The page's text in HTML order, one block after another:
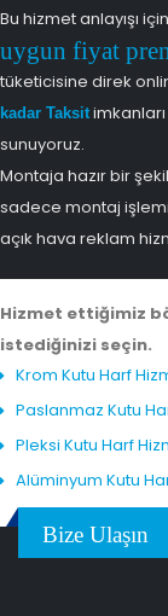
Bu hizmet anlayışı
uygun fiyat
tüketicisine direk
kadar Taksit
sunuyoruz.
Montaja hazır bir
sadece montaj
açık hava reklam
Hizmet ettiğimiz
istediğinizi seçin.
Krom Kutu Harf
Paslanmaz Kutu
Pleksi Kutu Harf
Alüminyum Kutu
Bize Ulaşın